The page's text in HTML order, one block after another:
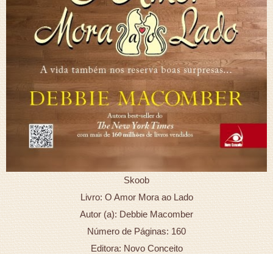
Skoob
Livro: O Amor Mora ao Lado
Autor (a): Debbie Macomber
Número de Páginas: 160
Editora: Novo Conceito